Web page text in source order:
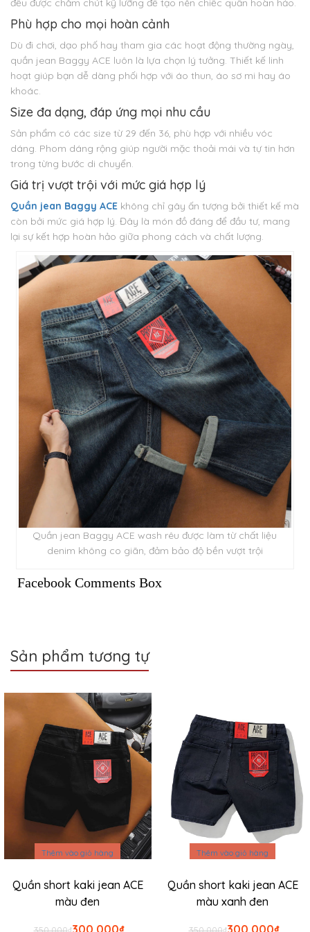
đều được chăm chút kỹ lưỡng để tạo nên chiếc quần hoàn hảo.
Phù hợp cho mọi hoàn cảnh
Dù đi chơi, dạo phố hay tham gia các hoạt động thường ngày,
quần jean Baggy ACE luôn là lựa chọn lý tưởng. Thiết kế linh
hoạt giúp bạn dễ dàng phối hợp với áo thun, áo sơ mi hay áo
khoác.
Size đa dạng, đáp ứng mọi nhu cầu
Sản phẩm có các size từ 29 đến 36, phù hợp với nhiều vóc
dáng. Phom dáng rộng giúp người mặc thoải mái và tự tin hơn
trong từng bước di chuyển.
Giá trị vượt trội với mức giá hợp lý
Quần jean Baggy ACE không chỉ gây ấn tượng bởi thiết kế mà
còn bởi mức giá hợp lý. Đây là món đồ đáng để đầu tư, mang
lại sự kết hợp hoàn hảo giữa phong cách và chất lượng.
Quần jean Baggy ACE wash rêu được làm từ chất liệu
denim không co giãn, đảm bảo độ bền vượt trội
Facebook Comments Box
Sản phẩm tương tự
Sale
Thêm vào giỏ hàng
Quần short kaki jean ACE
màu đen
₫
350.000 Giá
₫
300.000 Giá
Thêm vào giỏ hàng
Quần short kaki jean ACE
màu xanh đen
₫
350.000 Giá
₫
300.000 Giá